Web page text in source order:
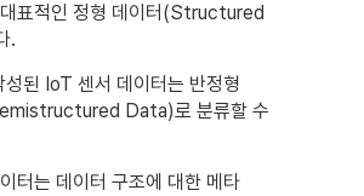
표적인 정형 데이터(Structured
.
된 IoT 센서 데이터는 반정형
Data)로 분류할 수
터는 데이터 구조에 대한 메타